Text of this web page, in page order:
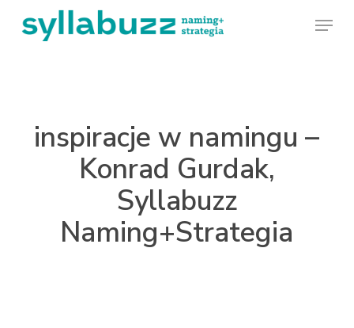
Skip
Menu
inspiracje w namingu –
Konrad Gurdak,
Syllabuzz
Naming+Strategia